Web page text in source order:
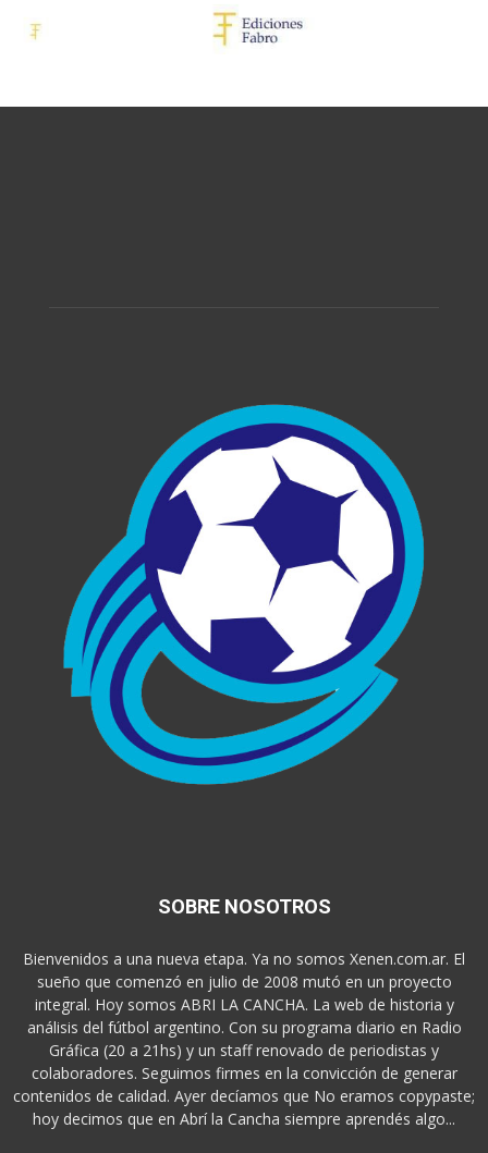
SOBRE NOSOTROS
Bienvenidos a una nueva etapa. Ya no somos Xenen.com.ar. El
sueño que comenzó en julio de 2008 mutó en un proyecto
integral. Hoy somos ABRI LA CANCHA. La web de historia y
análisis del fútbol argentino. Con su programa diario en Radio
Gráfica (20 a 21hs) y un staff renovado de periodistas y
colaboradores. Seguimos firmes en la convicción de generar
contenidos de calidad. Ayer decíamos que No eramos copypaste;
hoy decimos que en Abrí la Cancha siempre aprendés algo...